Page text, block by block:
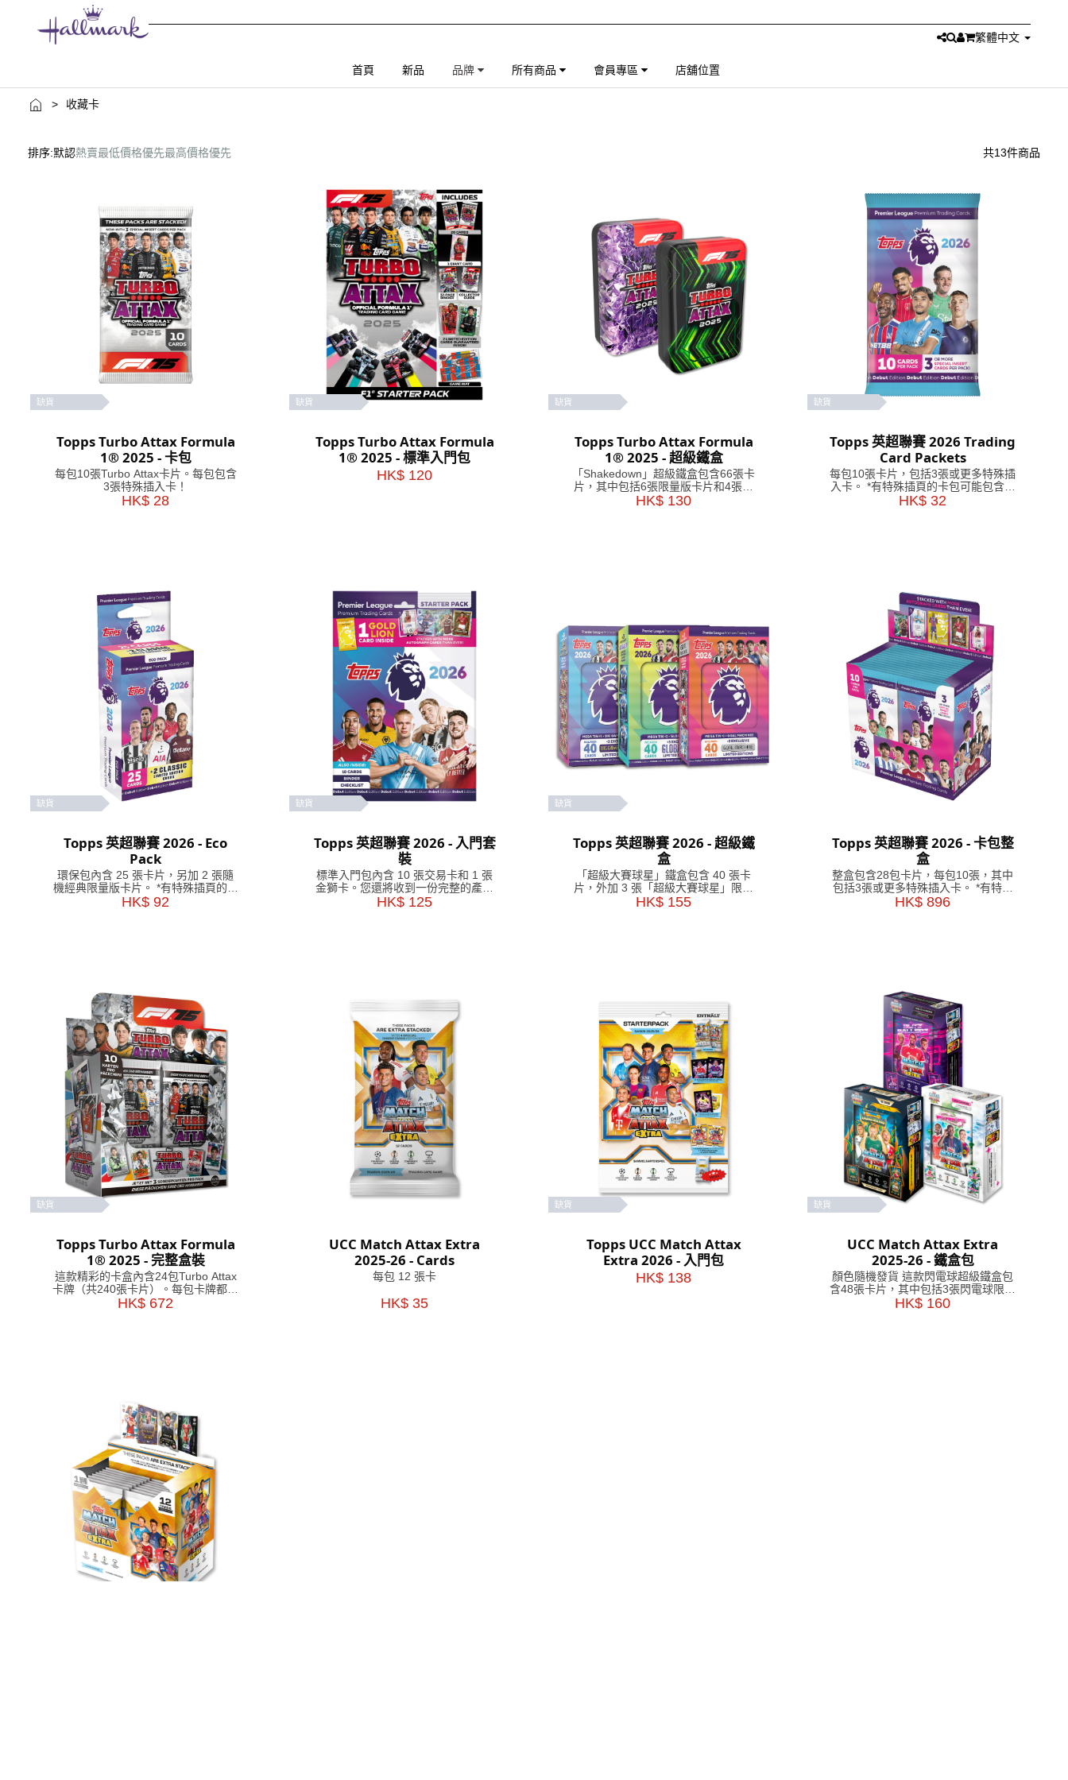
繁體中文
首頁 新品 品牌 所有商品 會員專區 店舖位置
> 收藏卡
排序:默認熱賣最低價格優先最高價格優先 共13件商品
缺貨
Topps Turbo Attax Formula
1® 2025 - 卡包
每包10張Turbo Attax卡片。每包包含
3張特殊插入卡！
HK$ 28
缺貨
Topps Turbo Attax Formula
1® 2025 - 標準入門包
HK$ 120
缺貨
Topps Turbo Attax Formula
1® 2025 - 超級鐵盒
「Shakedown」超級鐵盒包含66張卡
片，其中包括6張限量版卡片和4張獨
家「Shakedown」卡片！ 「Lightning
HK$ 130
缺貨
Topps 英超聯賽 2026 Trading
Card Packets
每包10張卡片，包括3張或更多特殊插
入卡。 *有特殊插頁的卡包可能包含較
少的卡片。
HK$ 32
缺貨
Topps 英超聯賽 2026 - Eco
Pack
環保包內含 25 張卡片，另加 2 張隨
機經典限量版卡片。 *有特殊插頁的卡
包可能包含較少的卡片。
HK$ 92
缺貨
Topps 英超聯賽 2026 - 入門套
裝
標準入門包內含 10 張交易卡和 1 張
金獅卡。您還將收到一份完整的產品
資訊指南，詳細介紹該系列中的稀有
HK$ 125
缺貨
Topps 英超聯賽 2026 - 超級鐵
盒
「超級大賽球星」鐵盒包含 40 張卡
片，外加 3 張「超級大賽球星」限量
版卡片。
HK$ 155
Topps 英超聯賽 2026 - 卡包整
盒
整盒包含28包卡片，每包10張，其中
包括3張或更多特殊插入卡。 *有特殊
插頁的卡包可能包含較少的卡片。
HK$ 896
缺貨
Topps Turbo Attax Formula
1® 2025 - 完整盒裝
這款精彩的卡盒內含24包Turbo Attax
卡牌（共240張卡片）。每包卡牌都包
含3張特殊插卡！
HK$ 672
UCC Match Attax Extra
2025-26 - Cards
每包 12 張卡
HK$ 35
缺貨
Topps UCC Match Attax
Extra 2026 - 入門包
HK$ 138
缺貨
UCC Match Attax Extra
2025-26 - 鐵盒包
顏色隨機發貨 這款閃電球超級鐵盒包
含48張卡片，其中包括3張閃電球限量
HK$ 160